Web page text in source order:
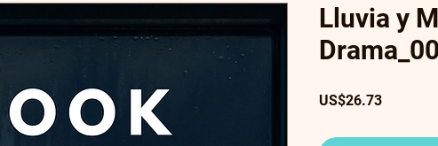
Lluvia y
US$26.73Precio